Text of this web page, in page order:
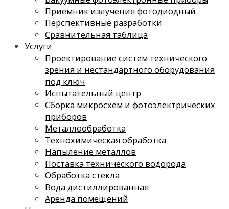
Приемник излучения фотодиодный
Перспективные разработки
Сравнительная таблица
Услуги
Проектирование систем технического
зрения и нестандартного оборудования
под ключ
Испытательный центр
Сборка микросхем и фотоэлектрических
приборов
Металлообработка
Технохимическая обработка
Напыление металлов
Поставка технического водорода
Обработка стекла
Вода дистиллированная
Аренда помещений